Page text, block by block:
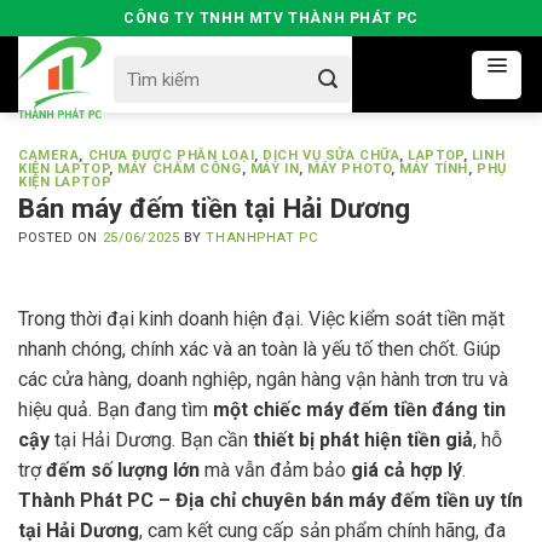
to
content
CÔNG TY TNHH MTV THÀNH PHÁT PC
for:
CAMERA, CHƯA ĐƯỢC PHÂN LOẠI, DỊCH VỤ SỬA CHỮA, LAPTOP, LINH
KIỆN LAPTOP, MÁY CHẤM CÔNG, MÁY IN, MÁY PHOTO, MÁY TÍNH, PHỤ
KIỆN LAPTOP
Bán máy đếm tiền tại Hải Dương
POSTED ON 25/06/2025 BYTHANHPHAT PC
Trong thời đại kinh doanh hiện đại. Việc kiểm soát tiền mặt
nhanh chóng, chính xác và an toàn là yếu tố then chốt. Giúp
các cửa hàng, doanh nghiệp, ngân hàng vận hành trơn tru và
hiệu quả. Bạn đang tìm một chiếc máy đếm tiền đáng tin
cậy tại Hải Dương. Bạn cần thiết bị phát hiện tiền giả, hỗ
trợđếm số lượng lớn mà vẫn đảm bảo giá cả hợp lý.
Thành Phát PC – Địa chỉ chuyên bán máy đếm tiền uy tín
tại Hải Dương, cam kết cung cấp sản phẩm chính hãng, đa